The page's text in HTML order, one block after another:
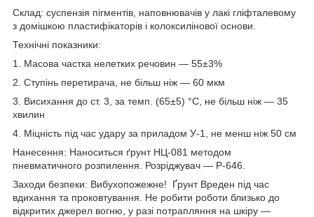
Склад: суспензія пігментів, наповнювачів у лакі гліфталевому
з домішкою пластифікаторів і колоксилінової основи.
Технічні показники:
1. Масова частка нелетких речовин — 55±3%
2. Ступінь перетирача, не більш ніж — 60 мкм
3. Висихання до ст. 3, за темп. (65±5) °C, не більш ніж — 35
хвилин
4. Міцність під час удару за приладом У-1, не менш ніж 50 см
Нанесення: Наноситься ґрунт НЦ-081 методом
пневматичного розпилення. Розріджувач — Р-646.
Заходи безпеки: Вибухопожежне! Ґрунт Вреден під час
вдихання та проковтування. Не робити роботи близько до
відкритих джерел вогню, у разі потрапляння на шкіру —